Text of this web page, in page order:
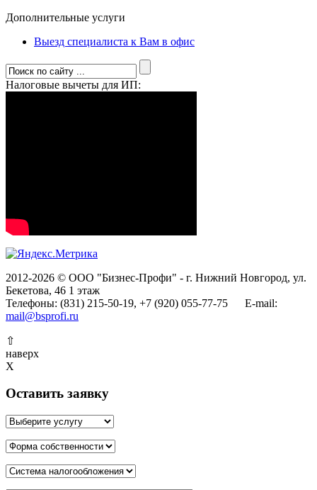
Дополнительные услуги
Выезд специалиста к Вам в офис
Налоговые вычеты для ИП:
2012-2026 © ООО "Бизнес-Профи" - г. Нижний Новгород, ул.
Бекетова, 46 1 этаж
Телефоны: (831) 215-50-19, +7 (920) 055-77-75 E-mail:
mail@bsprofi.ru
⇧
наверх
X
Оставить заявку